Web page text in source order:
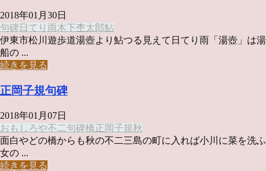
2018年01月30日
句碑 日てり雨木下杢太郎鮎
伊東市松川遊歩道湯壺より鮎つる見えて日てり雨「湯壺」は湯
船の ...
続きを見る
正岡子規句碑
2018年01月07日
おもしろや不二句碑橋正岡子規秋
面白やどの橋からも秋の不二三島の町に入れば小川に菜を洗ふ
女の ...
続きを見る